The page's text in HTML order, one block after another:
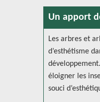
Un apport
Les arbres et
d’esthétisme
éloigner les
souci